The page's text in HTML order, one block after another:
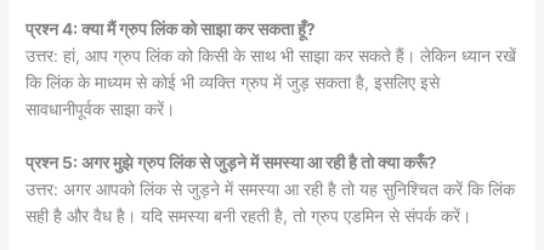
प्रश्न 4: क्या मैं ग्रुप लिंक को साझा कर सकता हूँ?
उत्तर: हां, आप ग्रुप लिंक को किसी के साथ भी साझा कर सकते हैं। लेकिन ध्यान रखें
कि लिंक के माध्यम से कोई भी व्यक्ति ग्रुप में जुड़ सकता है, इसलिए इसे
सावधानीपूर्वक साझा करें।
प्रश्न 5: अगर मुझे ग्रुप लिंक से जुड़ने में समस्या आ रही है तो क्या करूँ?
उत्तर: अगर आपको लिंक से जुड़ने में समस्या आ रही है तो यह सुनिश्चित करें कि लिंक
सही है और वैध है। यदि समस्या बनी रहती है, तो ग्रुप एडमिन से संपर्क करें।